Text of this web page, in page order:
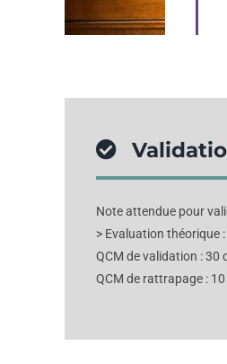
Note attendue pour
> Evaluation théorique
QCM de validation : 30
QCM de rattrapage :